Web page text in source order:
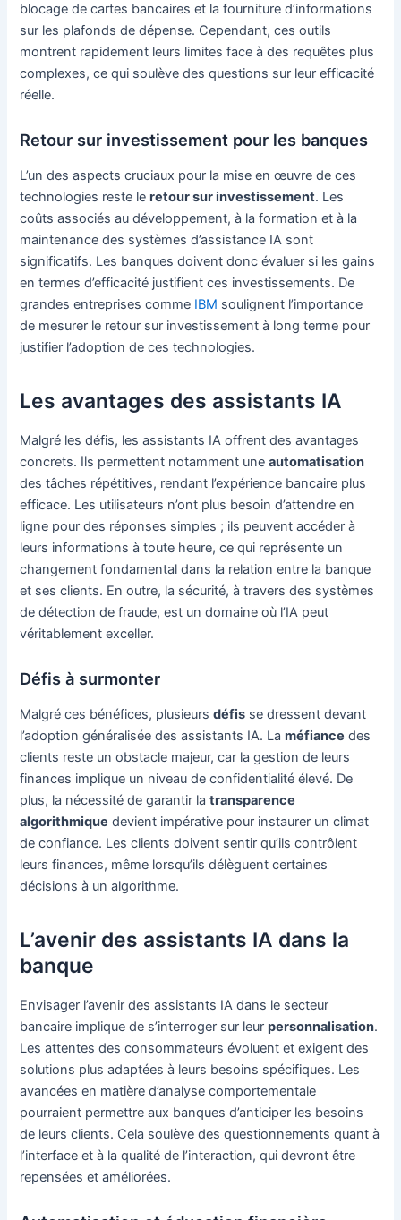
blocage de cartes bancaires et la fourniture d’informations
sur les plafonds de dépense. Cependant, ces outils
montrent rapidement leurs limites face à des requêtes plus
complexes, ce qui soulève des questions sur leur efficacité
réelle.
Retour sur investissement pour les banques
L’un des aspects cruciaux pour la mise en œuvre de ces
technologies reste leretour sur investissement. Les
coûts associés au développement, à la formation et à la
maintenance des systèmes d’assistance IA sont
significatifs. Les banques doivent donc évaluer si les gains
en termes d’efficacité justifient ces investissements. De
grandes entreprises comme IBM soulignent l’importance
de mesurer le retour sur investissement à long terme pour
justifier l’adoption de ces technologies.
Les avantages des assistants IA
Malgré les défis, les assistants IA offrent des avantages
concrets. Ils permettent notamment uneautomatisation
des tâches répétitives, rendant l’expérience bancaire plus
efficace. Les utilisateurs n’ont plus besoin d’attendre en
ligne pour des réponses simples ; ils peuvent accéder à
leurs informations à toute heure, ce qui représente un
changement fondamental dans la relation entre la banque
et ses clients. En outre, la sécurité, à travers des systèmes
de détection de fraude, est un domaine où l’IA peut
véritablement exceller.
Défis à surmonter
Malgré ces bénéfices, plusieursdéfis se dressent devant
l’adoption généralisée des assistants IA. Laméfiance des
clients reste un obstacle majeur, car la gestion de leurs
finances implique un niveau de confidentialité élevé. De
plus, la nécessité de garantir latransparence
algorithmique devient impérative pour instaurer un climat
de confiance. Les clients doivent sentir qu’ils contrôlent
leurs finances, même lorsqu’ils délèguent certaines
décisions à un algorithme.
L’avenir des assistants IA dans la
banque
Envisager l’avenir des assistants IA dans le secteur
bancaire implique de s’interroger sur leurpersonnalisation.
Les attentes des consommateurs évoluent et exigent des
solutions plus adaptées à leurs besoins spécifiques. Les
avancées en matière d’analyse comportementale
pourraient permettre aux banques d’anticiper les besoins
de leurs clients. Cela soulève des questionnements quant à
l’interface et à la qualité de l’interaction, qui devront être
repensées et améliorées.